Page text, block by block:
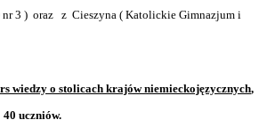
nr 3 ) oraz z Cieszyna ( Katolickie Gimnazjum i
wiedzy o stolicach krajów niemieckojęzycznych,
40 uczniów.